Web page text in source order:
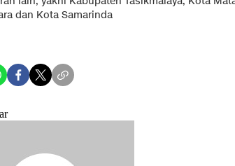
dan Kota Samarinda